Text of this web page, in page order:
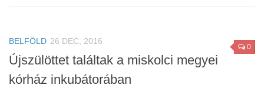
0
BELFÖLD 26 DEC, 2016
Újszülöttet találtak a miskolci megyei
kórház inkubátorában